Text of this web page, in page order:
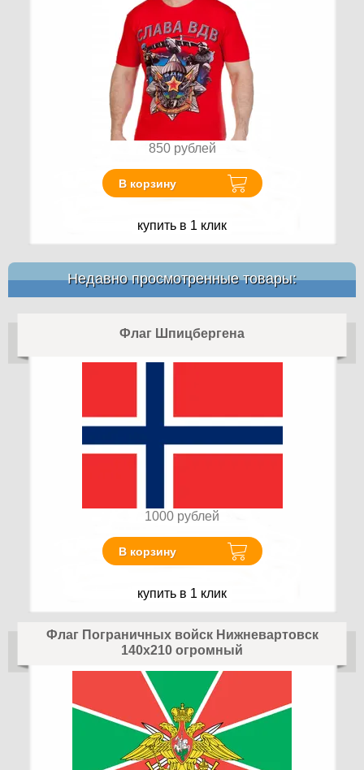
850 рублей
В корзину
купить в 1 клик
Недавно просмотренные товары:
Флаг Шпицбергена
1000 рублей
В корзину
купить в 1 клик
Флаг Пограничных войск Нижневартовск
140х210 огромный